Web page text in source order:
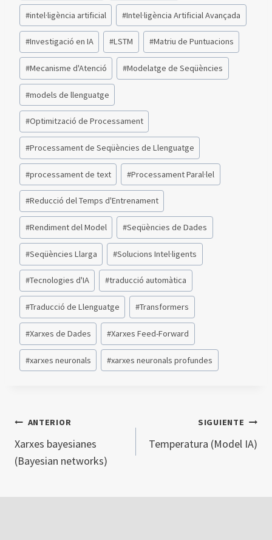
#intel·ligència artificial #Intel·ligència Artificial Avançada
#Investigació en IA #LSTM #Matriu de Puntuacions
#Mecanisme d'Atenció #Modelatge de Seqüències
#models de llenguatge
#Optimització de Processament
#Processament de Seqüències de Llenguatge
#processament de text #Processament Paral·lel
#Reducció del Temps d'Entrenament
#Rendiment del Model #Seqüències de Dades
#Seqüències Llarga #Solucions Intel·ligents
#Tecnologies d'IA #traducció automàtica
#Traducció de Llenguatge #Transformers
#Xarxes de Dades #Xarxes Feed-Forward
#xarxes neuronals #xarxes neuronals profundes
NAVEGACIÓN
ANTERIOR
Xarxes bayesianes
(Bayesian networks)
SIGUIENTE
Temperatura (Model IA)